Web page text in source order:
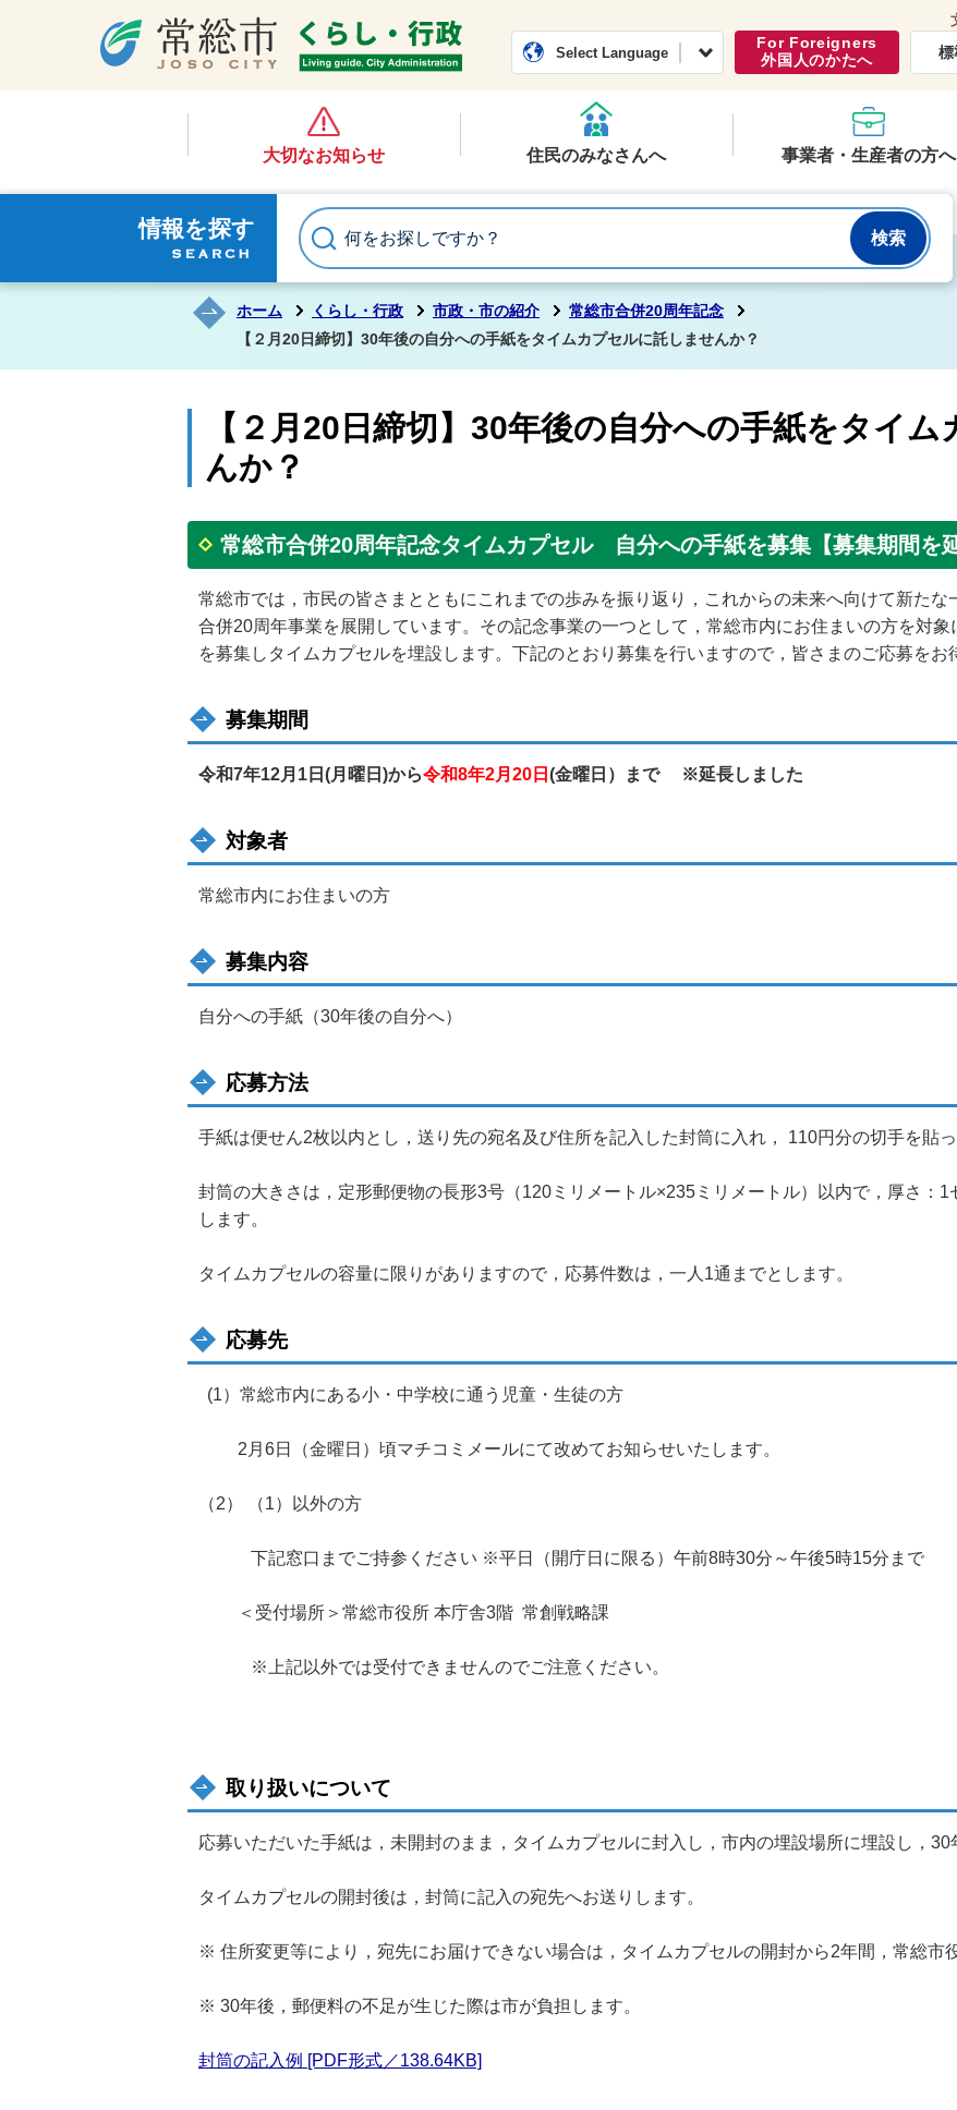
常総市公式ホームページくらし・行政
Select Language
For Foreigners
外国人のかたへ
標
大切なお知らせ 住民のみなさんへ 事業者・生産者の方へ
情報を探す
ホーム くらし・行政 市政・市の紹介
常総市合併20周年記念
【２月20日締切】30年後の自分への手紙をタイムカプセルに託しませんか？
【２月20日締切】30年後の自分への手紙をタイ
んか？
常総市合併20周年記念タイムカプセル 自分への手紙を募集【募集期間を
常総市では，市民の皆さまとともにこれまでの歩みを振り返り，これからの未来へ向けて新たな
合併20周年事業を展開しています。その記念事業の一つとして，常総市内にお住まいの方を対象
を募集しタイムカプセルを埋設します。下記のとおり募集を行いますので，皆さまのご応募をお
募集期間
令和7年12月1日(月曜日)から令和8年2月20日 (金曜日）まで ※延長しました
対象者
常総市内にお住まいの方
募集内容
自分への手紙（30年後の自分へ）
応募方法
手紙は便せん2枚以内とし，送り先の宛名及び住所を記入した封筒に入れ， 110円分の切手を貼っ
封筒の大きさは，定形郵便物の長形3号（120ミリメートル×235ミリメートル）以内で，厚さ：
します。
タイムカプセルの容量に限りがありますので，応募件数は，一人1通までとします。
応募先
(1）常総市内にある小・中学校に通う児童・生徒の方
2月6日（金曜日）頃マチコミメールにて改めてお知らせいたします。
（2） （1）以外の方
下記窓口までご持参ください ※平日（開庁日に限る）午前8時30分～午後5時15分まで
＜受付場所＞常総市役所 本庁舎3階 常創戦略課
※上記以外では受付できませんのでご注意ください。
取り扱いについて
応募いただいた手紙は，未開封のまま，タイムカプセルに封入し，市内の埋設場所に埋設し，30
タイムカプセルの開封後は，封筒に記入の宛先へお送りします。
※ 住所変更等により，宛先にお届けできない場合は，タイムカプセルの開封から2年間，常総市
※ 30年後，郵便料の不足が生じた際は市が負担します。
封筒の記入例 [PDF形式／138.64KB]